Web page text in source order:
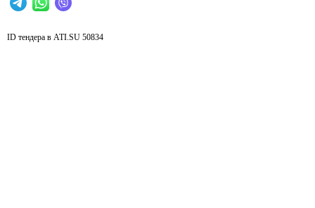
ID тендера в ATI.SU 50834